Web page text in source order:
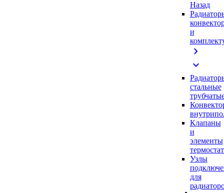
Назад
и
chevron_right
expand_more
стальные
Клапаны
и
элементы
Узлы
для